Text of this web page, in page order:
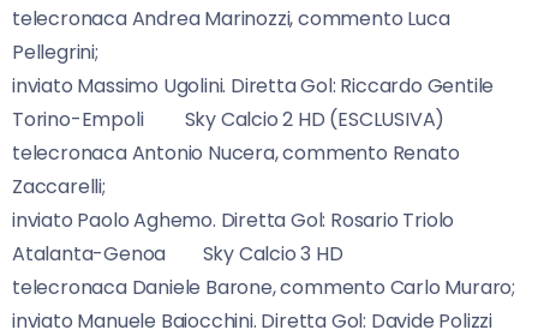
telecronaca Andrea Marinozzi, commento Luca
Pellegrini;
inviato Massimo Ugolini. Diretta Gol: Riccardo Gentile
Torino-Empoli Sky Calcio 2 HD (ESCLUSIVA)
telecronaca Antonio Nucera, commento Renato
Zaccarelli;
inviato Paolo Aghemo. Diretta Gol: Rosario Triolo
Atalanta-Genoa Sky Calcio 3 HD
telecronaca Daniele Barone, commento Carlo Muraro;
inviato Manuele Baiocchini. Diretta Gol: Davide Polizzi